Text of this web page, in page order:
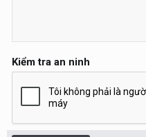
Kiểm tra an ninh